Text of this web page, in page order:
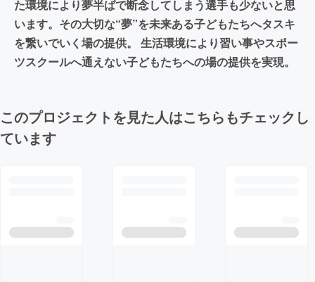
た環境により夢半ばで断念してしまう選手も少ないと思
います。その大切な“夢”を未来ある子どもたちへタスキ
を繋いでいく場の提供。 生活環境により習い事やスポー
ツスクールへ通えない子どもたちへの場の提供を実現。
このプロジェクトを見た人はこちらもチェックし
ています